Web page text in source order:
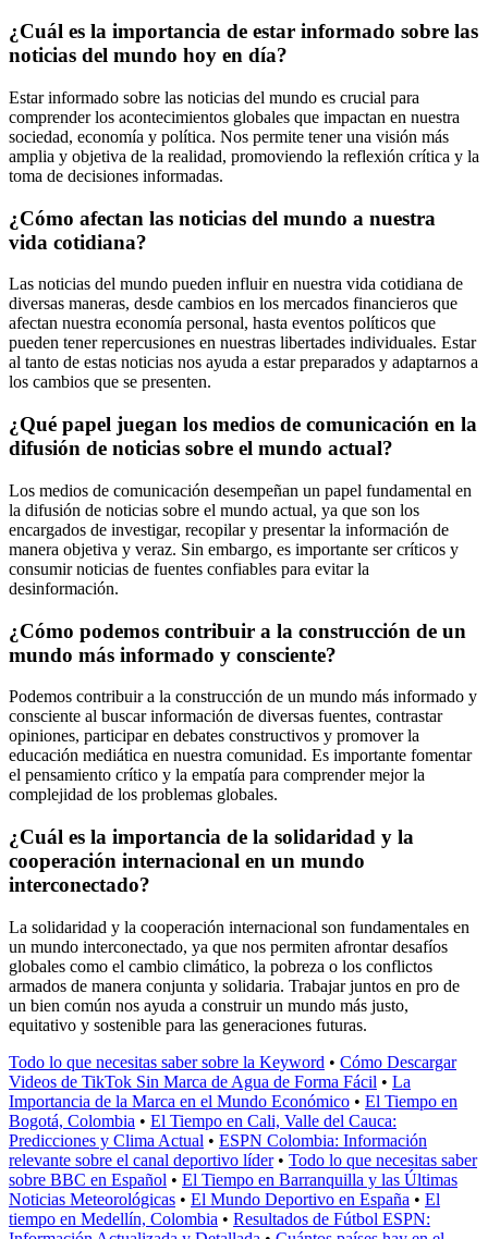
¿Cuál es la importancia de estar informado sobre las
noticias del mundo hoy en día?
Estar informado sobre las noticias del mundo es crucial para
comprender los acontecimientos globales que impactan en nuestra
sociedad, economía y política. Nos permite tener una visión más
amplia y objetiva de la realidad, promoviendo la reflexión crítica y la
toma de decisiones informadas.
¿Cómo afectan las noticias del mundo a nuestra
vida cotidiana?
Las noticias del mundo pueden influir en nuestra vida cotidiana de
diversas maneras, desde cambios en los mercados financieros que
afectan nuestra economía personal, hasta eventos políticos que
pueden tener repercusiones en nuestras libertades individuales. Estar
al tanto de estas noticias nos ayuda a estar preparados y adaptarnos a
los cambios que se presenten.
¿Qué papel juegan los medios de comunicación en la
difusión de noticias sobre el mundo actual?
Los medios de comunicación desempeñan un papel fundamental en
la difusión de noticias sobre el mundo actual, ya que son los
encargados de investigar, recopilar y presentar la información de
manera objetiva y veraz. Sin embargo, es importante ser críticos y
consumir noticias de fuentes confiables para evitar la
desinformación.
¿Cómo podemos contribuir a la construcción de un
mundo más informado y consciente?
Podemos contribuir a la construcción de un mundo más informado y
consciente al buscar información de diversas fuentes, contrastar
opiniones, participar en debates constructivos y promover la
educación mediática en nuestra comunidad. Es importante fomentar
el pensamiento crítico y la empatía para comprender mejor la
complejidad de los problemas globales.
¿Cuál es la importancia de la solidaridad y la
cooperación internacional en un mundo
interconectado?
La solidaridad y la cooperación internacional son fundamentales en
un mundo interconectado, ya que nos permiten afrontar desafíos
globales como el cambio climático, la pobreza o los conflictos
armados de manera conjunta y solidaria. Trabajar juntos en pro de
un bien común nos ayuda a construir un mundo más justo,
equitativo y sostenible para las generaciones futuras.
Todo lo que necesitas saber sobre la Keyword • Cómo Descargar
Videos de TikTok Sin Marca de Agua de Forma Fácil • La
Importancia de la Marca en el Mundo Económico • El Tiempo en
Bogotá, Colombia • El Tiempo en Cali, Valle del Cauca:
Predicciones y Clima Actual • ESPN Colombia: Información
relevante sobre el canal deportivo líder• Todo lo que necesitas saber
sobre BBC en Español • El Tiempo en Barranquilla y las Últimas
Noticias Meteorológicas • El Mundo Deportivo en España • El
tiempo en Medellín, Colombia • Resultados de Fútbol ESPN: